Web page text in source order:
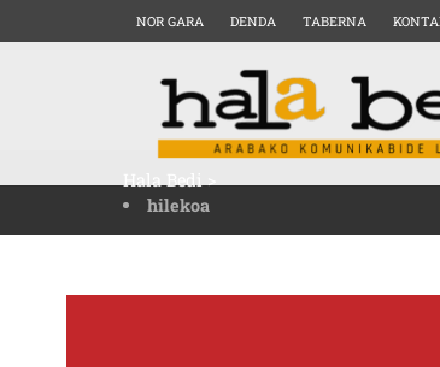
NOR GARA DENDA TABERNA
Hala Bedi>
hilekoa